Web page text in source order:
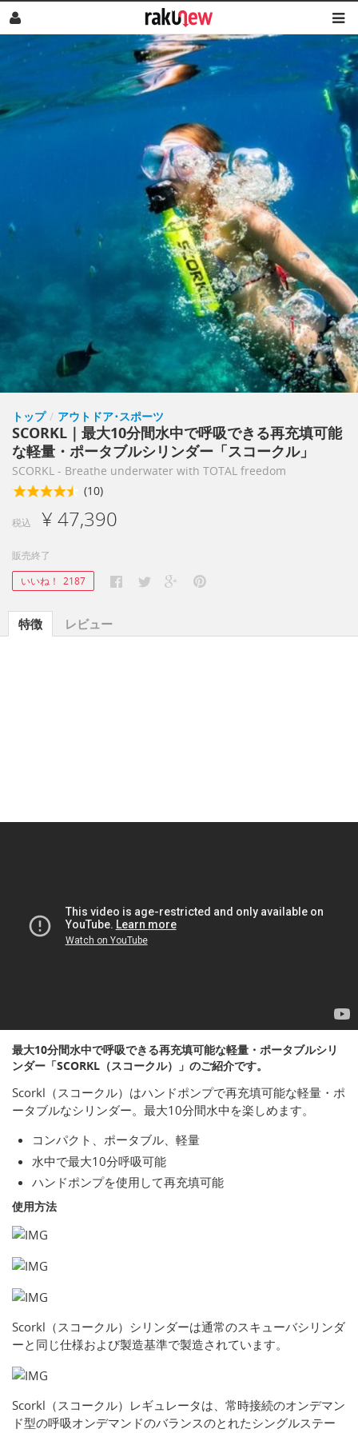
トップ / アウトドア･スポーツ
SCORKL｜最大10分間水中で呼吸できる再充填可能
な軽量・ポータブルシリンダー「スコークル」
SCORKL - Breathe underwater with TOTAL freedom
(10)
税込 ¥ 47,390
販売終了
いいね！ 2187
特徴 レビュー
最大10分間水中で呼吸できる再充填可能な軽量・ポータブルシリ
ンダー「SCORKL（スコークル）」のご紹介です。
Scorkl（スコークル）はハンドポンプで再充填可能な軽量・ポ
ータブルなシリンダー。最大10分間水中を楽しめます。
コンパクト、ポータブル、軽量
水中で最大10分呼吸可能
ハンドポンプを使用して再充填可能
使用方法
Scorkl（スコークル）シリンダーは通常のスキューバシリンダ
ーと同じ仕様および製造基準で製造されています。
Scorkl（スコークル）レギュレータは、常時接続のオンデマン
ド型の呼吸オンデマンドのバランスのとれたシングルステー